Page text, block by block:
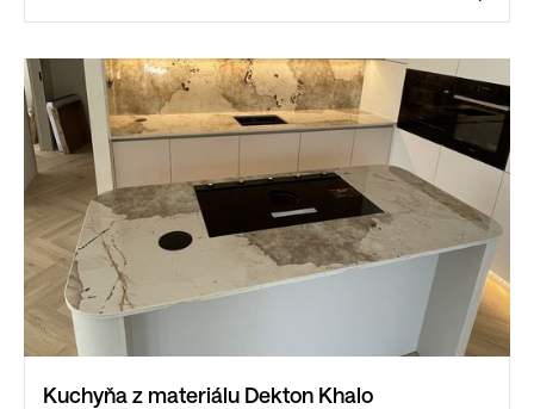
Kuchyňa z materiálu Dekton Khalo